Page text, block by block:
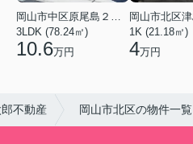
3LDK (78.24㎡)
10.6万円
1K (21.18㎡)
4万円
不動産 岡山市北区の物件一覧